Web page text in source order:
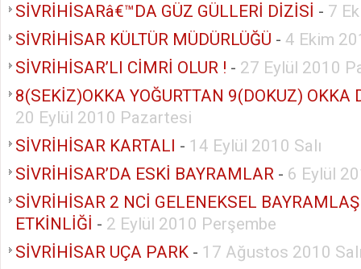
SİVRİHİSARâ€™DA GÜZ GÜLLERİ DİZİSİ - 7
SİVRİHİSAR KÜLTÜR MÜDÜRLÜĞÜ - 4 Ekim
SİVRİHİSAR’LI CİMRİ OLUR ! - 27 Eylül 2010
8(SEKİZ)OKKA YOĞURTTAN 9(DOKUZ) OKKA
20 Eylül 2010 Pazartesi
SİVRİHİSAR KARTALI - 14 Eylül 2010 Salı
SİVRİHİSAR’DA ESKİ BAYRAMLAR - 6 Eylül
SİVRİHİSAR 2 NCİ GELENEKSEL
ETKİNLİĞİ - 2 Eylül 2010 Perşembe
SİVRİHİSAR UÇA PARK - 17 Ağustos 2010